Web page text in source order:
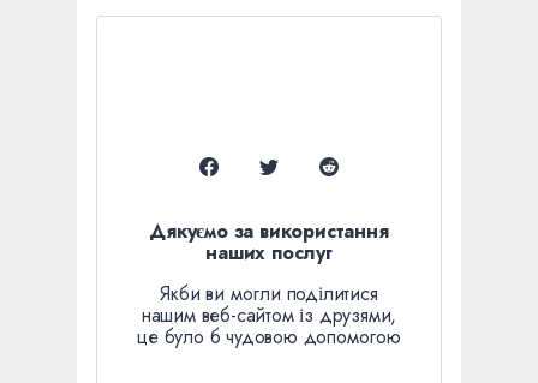
Дякуємо за використання
наших послуг
Якби ви могли поділитися
нашим веб-сайтом із друзями,
це було б чудовою допомогою